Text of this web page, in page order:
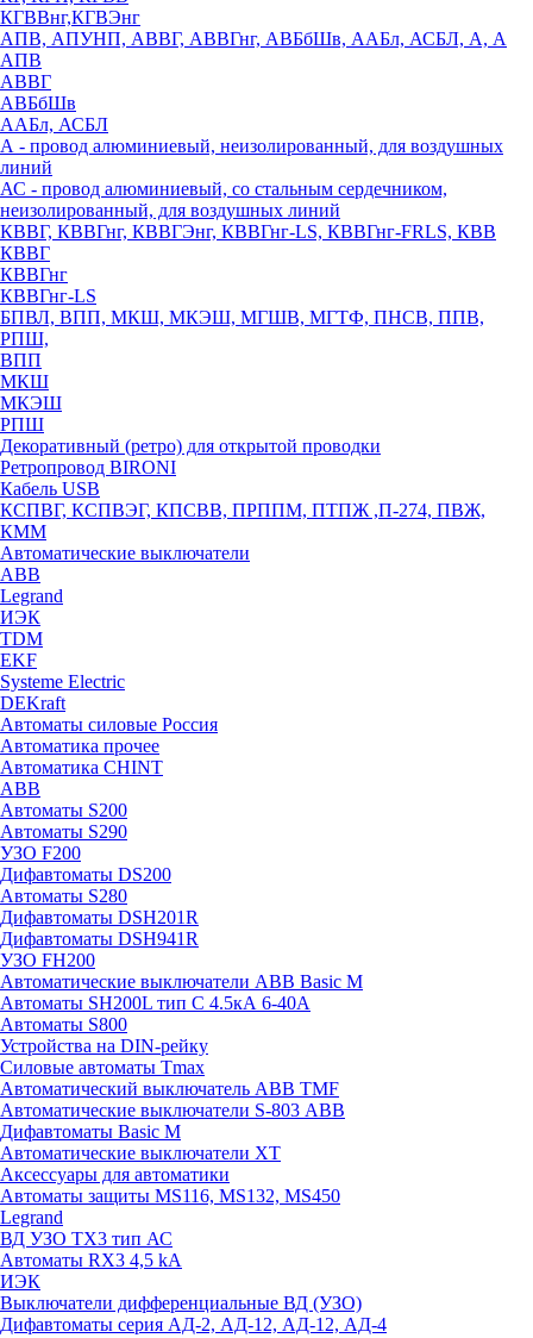
КГВВнг,КГВЭнг
АПВ, АПУНП, АВВГ, АВВГнг, АВБбШв, ААБл, АСБЛ, А, А
АПВ
АВВГ
АВБбШв
ААБл, АСБЛ
А - провод алюминиевый, неизолированный, для воздушных
линий
АС - провод алюминиевый, со стальным сердечником,
неизолированный, для воздушных линий
КВВГ, КВВГнг, КВВГЭнг, КВВГнг-LS, КВВГнг-FRLS, КВВ
КВВГ
КВВГнг
КВВГнг-LS
БПВЛ, ВПП, МКШ, МКЭШ, МГШВ, МГТФ, ПНСВ, ППВ,
РПШ,
ВПП
МКШ
МКЭШ
РПШ
Декоративный (ретро) для открытой проводки
Ретропровод BIRONI
Кабель USB
КСПВГ, КСПВЭГ, КПСВВ, ПРППМ, ПТПЖ ,П-274, ПВЖ,
КММ
Автоматические выключатели
ABB
Legrand
ИЭК
TDM
EKF
Systeme Electric
DEKraft
Автоматы силовые Россия
Автоматика прочее
Автоматика CHINT
ABB
Автоматы S200
Автоматы S290
УЗО F200
Дифавтоматы DS200
Автоматы S280
Дифавтоматы DSH201R
Дифавтоматы DSH941R
УЗО FH200
Автоматические выключатели ABB Basic M
Автоматы SH200L тип С 4.5кА 6-40А
Автоматы S800
Устройства на DIN-рейку
Силовые автоматы Tmax
Автоматический выключатель ABB TMF
Автоматические выключатели S-803 АВВ
Дифавтоматы Basic M
Автоматические выключатели XT
Аксессуары для автоматики
Автоматы защиты MS116, MS132, MS450
Legrand
ВД УЗО TX3 тип АС
Автоматы RX3 4,5 kA
ИЭК
Выключатели дифференциальные ВД (УЗО)
Дифавтоматы серия АД-2, АД-12, АД-12, АД-4